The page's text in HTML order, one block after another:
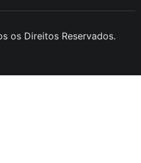
os Direitos Reservados.